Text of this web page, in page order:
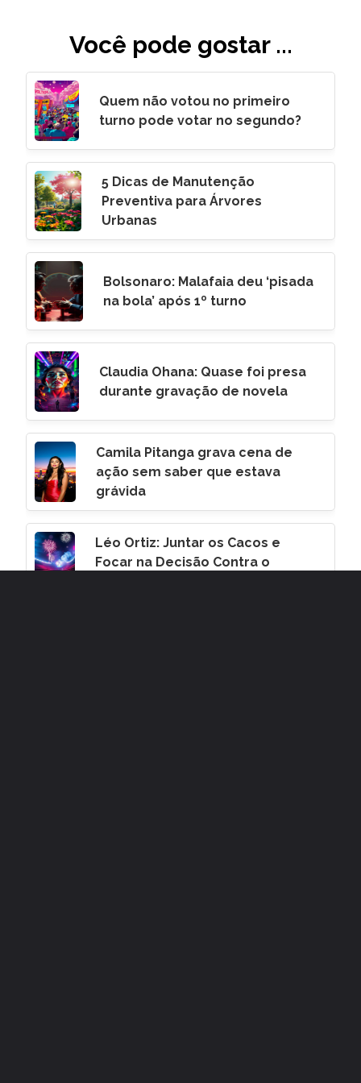
Você pode gostar ...
Quem não votou no primeiro
turno pode votar no segundo?
5 Dicas de Manutenção
Preventiva para Árvores
Urbanas
Bolsonaro: Malafaia deu ‘pisada
na bola’ após 1º turno
Claudia Ohana: Quase foi presa
durante gravação de novela
Camila Pitanga grava cena de
ação sem saber que estava
grávida
Léo Ortiz: Juntar os Cacos e
Focar na Decisão Contra o